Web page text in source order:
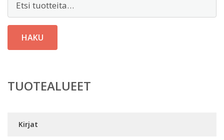
HAKU
TUOTEALUEET
Kirjat